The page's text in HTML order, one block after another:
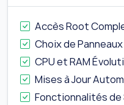
Accès Root
Choix de
CPU et RAM
Mises à Jour
Fonctionnalités